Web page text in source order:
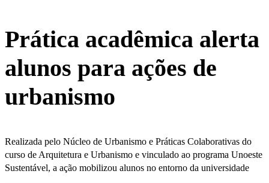
Prática acadêmica alerta
alunos para ações de
urbanismo
Realizada pelo Núcleo de Urbanismo e Práticas Colaborativas do
curso de Arquitetura e Urbanismo e vinculado ao programa Unoeste
Sustentável, a ação mobilizou alunos no entorno da universidade